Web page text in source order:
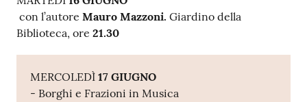
Chiedi al
bibliotecario
Contatti
con l’autore Mauro Mazzoni. Giardino della
Biblioteca, ore 21.30
MERCOLEDÌ 17 GIUGNO
- Borghi e Frazioni in Musica